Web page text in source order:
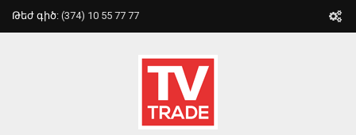
Թեժ գիծ: (374) 10 55 77 77